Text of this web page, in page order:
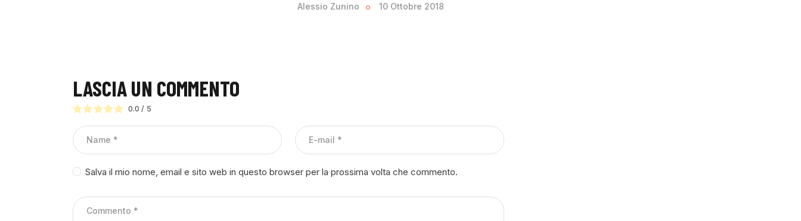
Alessio Zunino 10 Ottobre 2018
LASCIA UN COMMENTO
0.0 / 5
Salva il mio nome, email e sito web in questo browser per la prossima volta che commento.